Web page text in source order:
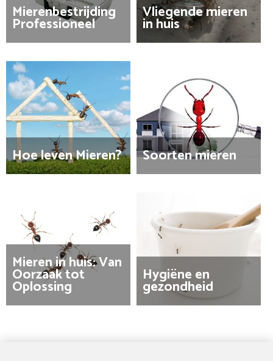
Mierenbestrijding
Professioneel
Vliegende mieren
in huis
Hoe leven Mieren? Soorten mieren
Mieren in huis: Van
Oorzaak tot
Oplossing
Hygiëne en
gezondheid